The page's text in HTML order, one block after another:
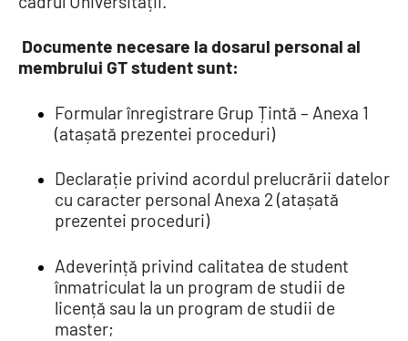
Documente necesare la dosarul personal al
membrului GT student sunt:
Formular înregistrare Grup Țintă – Anexa 1
(atașată prezentei proceduri)
Declarație privind acordul prelucrării datelor
cu caracter personal Anexa 2 (atașată
prezentei proceduri)
Adeverință privind calitatea de student
înmatriculat la un program de studii de
licență sau la un program de studii de
master;